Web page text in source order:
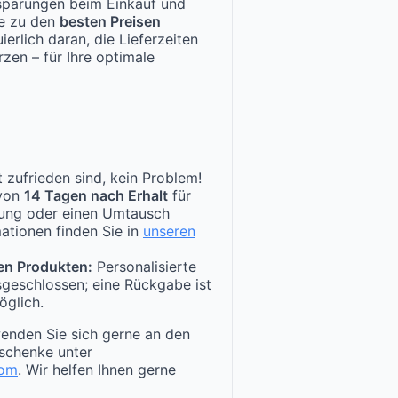
zu den besten Preisen
daran, die Lieferzeiten
– für Ihre optimale
zufrieden sind, kein Problem!
14 Tagen nach Erhalt für
oder einen Umtausch
finden Sie in unseren
Produkten: Personalisierte
eine Rückgabe ist
Sie sich gerne an den
unter
. Wir helfen Ihnen gerne